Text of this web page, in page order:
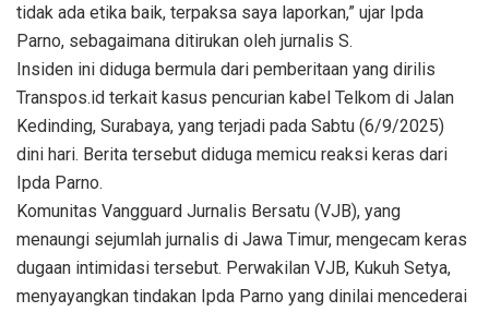
tidak ada etika baik, terpaksa saya laporkan,” ujar Ipda
Parno, sebagaimana ditirukan oleh jurnalis S.
Insiden ini diduga bermula dari pemberitaan yang dirilis
Transpos.id terkait kasus pencurian kabel Telkom di Jalan
Kedinding, Surabaya, yang terjadi pada Sabtu (6/9/2025)
dini hari. Berita tersebut diduga memicu reaksi keras dari
Ipda Parno.
Komunitas Vangguard Jurnalis Bersatu (VJB), yang
menaungi sejumlah jurnalis di Jawa Timur, mengecam keras
dugaan intimidasi tersebut. Perwakilan VJB, Kukuh Setya,
menyayangkan tindakan Ipda Parno yang dinilai mencederai